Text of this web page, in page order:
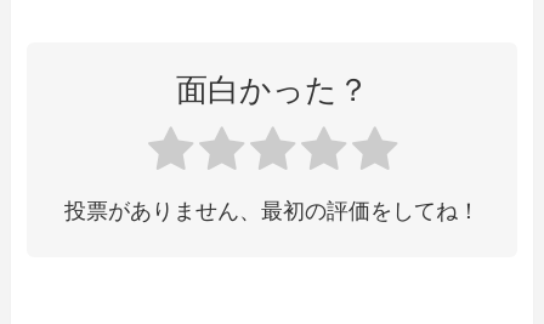
面白かった？
投票がありません、最初の評価をしてね！